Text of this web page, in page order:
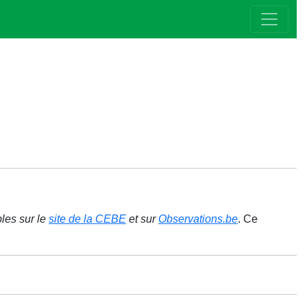
sur le site de la CEBE et surObservations.be. Ce